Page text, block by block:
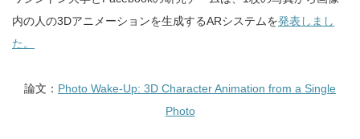
内の人の3Dアニメーションを生成するARシステムを発表しまし
た。
論文： Photo Wake-Up: 3D Character Animation from a Single
Photo